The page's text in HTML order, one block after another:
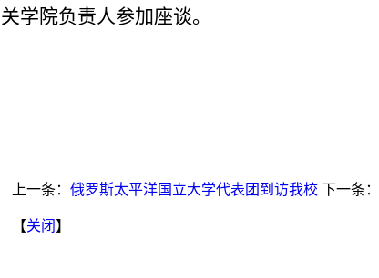
关学院负责人参加座谈。
上一条： 俄罗斯太平洋国立大学代表团到访我校 下一条：
【关闭 】